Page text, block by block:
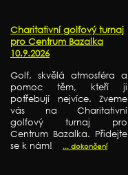
Charitativní golfový turnaj
pro Centrum Bazalka
10.9.2026
Golf, skvělá atmosféra a
pomoc těm, kteří ji
potřebují nejvíce. Zveme
vás na Charitativní
golfový turnaj pro
Centrum Bazalka. Přidejte
se k nám!
... dokončení